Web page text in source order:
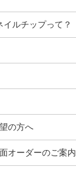
ルチップって？
の方へ
オーダーのご案内